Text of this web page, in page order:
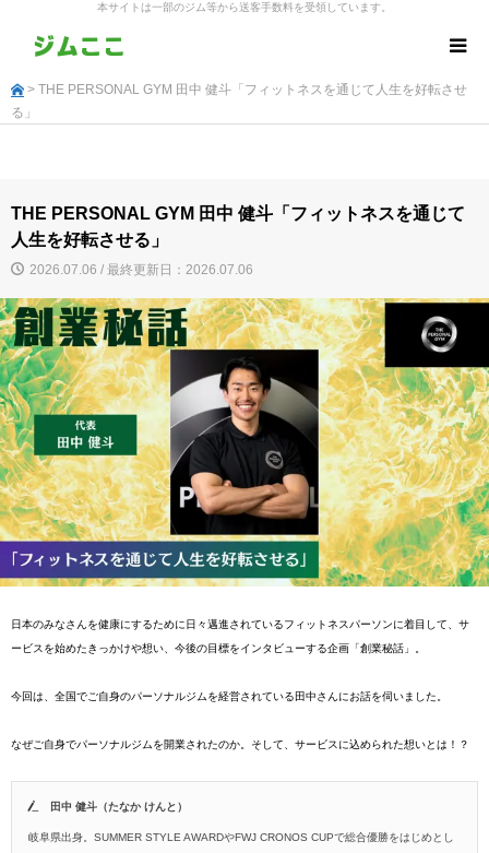
本サイトは一部のジム等から送客手数料を受領しています。
> THE PERSONAL GYM 田中 健斗「フィットネスを通じて人生を好転させ
る」
THE PERSONAL GYM 田中 健斗「フィットネスを通じて
人生を好転させる」
2026.07.06 / 最終更新日：2026.07.06
日本のみなさんを健康にするために日々邁進されているフィットネスパーソンに着目して、サ
ービスを始めたきっかけや想い、今後の目標をインタビューする企画「創業秘話」。
今回は、全国でご自身のパーソナルジムを経営されている田中さんにお話を伺いました。
なぜご自身でパーソナルジムを開業されたのか。そして、サービスに込められた想いとは！？
田中 健斗（たなか けんと）
岐阜県出身。SUMMER STYLE AWARDやFWJ CRONOS CUPで総合優勝をはじめとし